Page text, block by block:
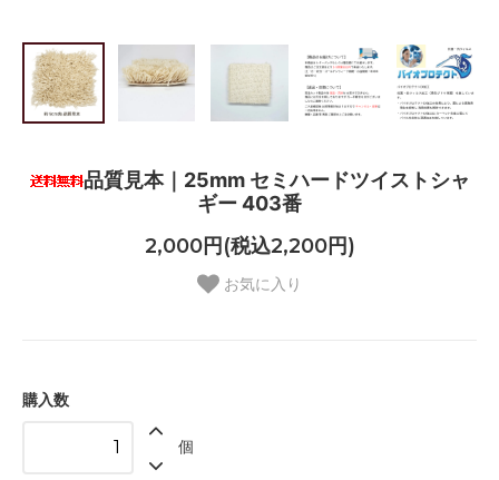
品質見本｜25mm セミハードツイストシャ
ギー 403番
2,000円(税込2,200円)
お気に入り
購入数
個